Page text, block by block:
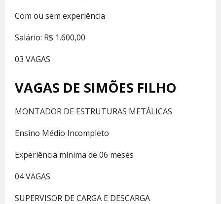
Com ou sem experiência
Salário: R$ 1.600,00
03 VAGAS
VAGAS DE SIMÕES FILHO
MONTADOR DE ESTRUTURAS METÁLICAS
Ensino Médio Incompleto
Experiência mínima de 06 meses
04 VAGAS
SUPERVISOR DE CARGA E DESCARGA